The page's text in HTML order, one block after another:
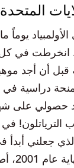
المتحدة
يوماً
انخرطت في
قبل أن أجد
دراسية في
بعد حصولي على
جعلني